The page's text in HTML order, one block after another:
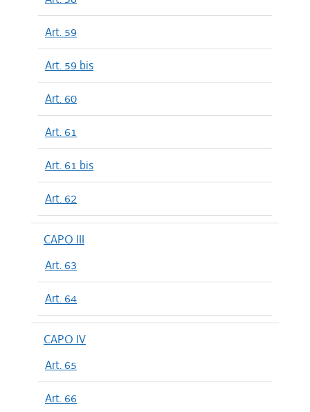
Art. 59
Art. 59 bis
Art. 60
Art. 61
Art. 61 bis
Art. 62
CAPO III
Art. 63
Art. 64
CAPO IV
Art. 65
Art. 66